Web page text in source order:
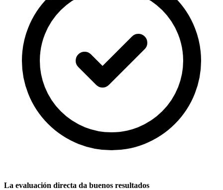
La evaluación directa da buenos resultados